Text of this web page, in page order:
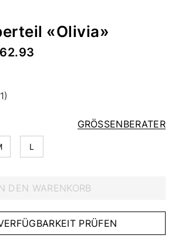
«Olivia»
GRÖSSENBERATER
L
DEN WARENKORB
PRÜFEN